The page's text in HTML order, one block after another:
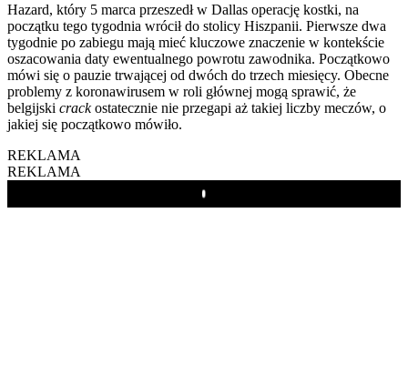
Hazard, który 5 marca przeszedł w Dallas operację kostki, na
początku tego tygodnia wrócił do stolicy Hiszpanii. Pierwsze dwa
tygodnie po zabiegu mają mieć kluczowe znaczenie w kontekście
oszacowania daty ewentualnego powrotu zawodnika. Początkowo
mówi się o pauzie trwającej od dwóch do trzech miesięcy. Obecne
problemy z koronawirusem w roli głównej mogą sprawić, że
belgijski crackostatecznie nie przegapi aż takiej liczby meczów, o
jakiej się początkowo mówiło.
REKLAMA
REKLAMA
Play